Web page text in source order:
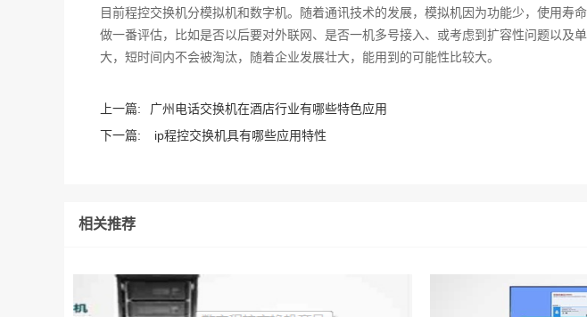
目前程控交换机分模拟机和数字机。随着通讯技术的发展，模拟机因为功能少，使用
做一番评估，比如是否以后要对外联网、是否一机多号接入、或考虑到扩容性问题以
大，短时间内不会被淘汰，随着企业发展壮大，能用到的可能性比较大。
上一篇:
广州电话交换机在酒店行业有哪些特色应用
下一篇:
ip程控交换机具有哪些应用特性
相关推荐